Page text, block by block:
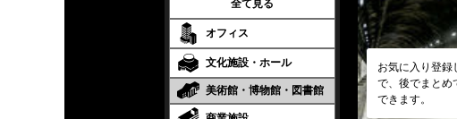
全て見る
オフィス
文化施設・ホール
美術館・博物館・図書館
お気に入り登録
で、後でまとめ
できます。